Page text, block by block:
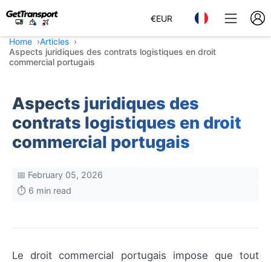
€EUR
Home
Articles
Aspects juridiques des contrats logistiques en droit
commercial portugais
Aspects juridiques des
contrats logistiques en droit
commercial portugais
📅 February 05, 2026
⏱️ 6 min read
Le droit commercial portugais impose que tout